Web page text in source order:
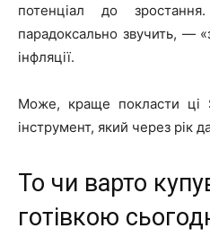
потенціал до
парадоксально звучить, —
інфляції.
Може, краще покласти
інструмент, який через рік
То чи варто
готівкою